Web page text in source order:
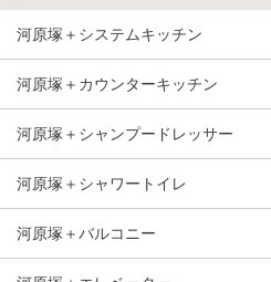
河原塚＋システムキッチン
河原塚＋カウンターキッチン
河原塚＋シャンプードレッサー
河原塚＋シャワートイレ
河原塚＋バルコニー